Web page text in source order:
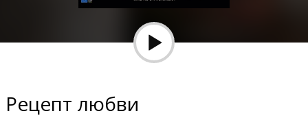
Клуб
Рецепт любви